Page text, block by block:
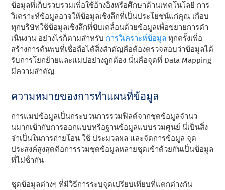
ข้อมูลที่เก็บรวบรวมเพื่อใช้อ้างอิงหรือศึกษาด้านเทคโนโลยี การ
วิเคราะห์ข้อมูลอาจให้ข้อมูลเชิงลึกที่เป็นประโยชน์แก่คุณ เกือบ
ทุกบริษัทใช้ข้อมูลเชิงลึกที่ขับเคลื่อนด้วยข้อมูลเพื่อขยายการดํา
เนินงาน อย่างไรก็ตามสําหรับ การวิเคราะห์ข้อมูล ทุกครั้งเพื่อ
สร้างการค้นพบที่เชื่อถือได้สิ่งสําคัญคือต้องตรวจสอบว่าข้อมูลได้
รับการโยกย้ายและแมปอย่างถูกต้อง นั่นคือจุดที่ Data Mapping
มีความสําคัญ
ความหมายของการทําแผนที่ข้อมูล
การแมปข้อมูลเป็นกระบวนการรวมฟิลด์จากชุดข้อมูลจํานว
นมากเข้ากับการออกแบบหรือฐานข้อมูลแบบรวมศูนย์ นี่เป็นสิ่ง
จําเป็นในการถ่ายโอน ใช้ ประมวลผล และจัดการข้อมูล จุด
ประสงค์สูงสุดคือการรวมชุดข้อมูลหลายชุดเข้าด้วยกันเป็นข้อมูล
ที่ไม่ซ้ํากัน
ชุดข้อมูลต่างๆ ที่มีวิธีการระบุจุดเปรียบเทียบที่แตกต่างกัน